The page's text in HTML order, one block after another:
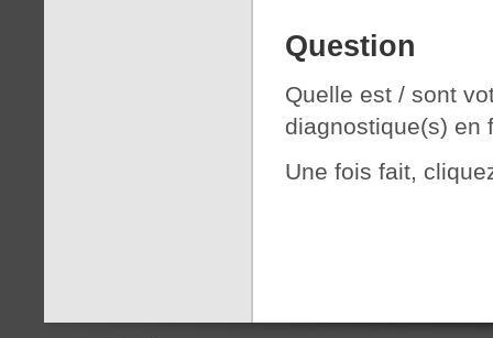
Question
Quelle est / sont
diagnostique(s)
Une fois fait,